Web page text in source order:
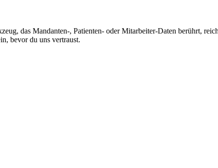
das Mandanten-, Patienten- oder Mitarbeiter-Daten berührt,
bevor du uns vertraust.